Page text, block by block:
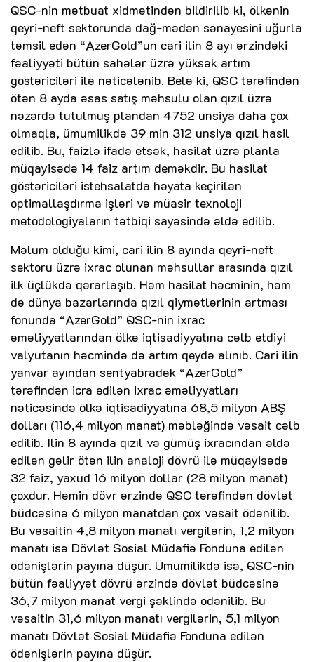
QSC-nin mətbuat xidmətindən bildirilib ki, ölkənin
qeyri-neft sektorunda dağ-mədən sənayesini uğurla
təmsil edən “AzerGold”un cari ilin 8 ayı ərzindəki
fəaliyyəti bütün sahələr üzrə yüksək artım
göstəriciləri ilə nəticələnib. Belə ki, QSC tərəfindən
ötən 8 ayda əsas satış məhsulu olan qızıl üzrə
nəzərdə tutulmuş plandan 4752 unsiya daha çox
olmaqla, ümumilikdə 39 min 312 unsiya qızıl hasil
edilib. Bu, faizlə ifadə etsək, hasilat üzrə planla
müqayisədə 14 faiz artım deməkdir. Bu hasilat
göstəriciləri istehsalatda həyata keçirilən
optimallaşdırma işləri və müasir texnoloji
metodologiyaların tətbiqi sayəsində əldə edilib.
Məlum olduğu kimi, cari ilin 8 ayında qeyri-neft
sektoru üzrə ixrac olunan məhsullar arasında qızıl
ilk üçlükdə qərarlaşıb. Həm hasilat həcminin, həm
də dünya bazarlarında qızıl qiymətlərinin artması
fonunda “AzerGold” QSC-nin ixrac
əməliyyatlarından ölkə iqtisadiyyatına cəlb etdiyi
valyutanın həcmində də artım qeydə alınıb. Cari ilin
yanvar ayından sentyabradək “AzerGold”
tərəfindən icra edilən ixrac əməliyyatları
nəticəsində ölkə iqtisadiyyatına 68,5 milyon ABŞ
dolları (116,4 milyon manat) məbləğində vəsait cəlb
edilib. İlin 8 ayında qızıl və gümüş ixracından əldə
edilən gəlir ötən ilin analoji dövrü ilə müqayisədə
32 faiz, yaxud 16 milyon dollar (28 milyon manat)
çoxdur. Həmin dövr ərzində QSC tərəfindən dövlət
büdcəsinə 6 milyon manatdan çox vəsait ödənilib.
Bu vəsaitin 4,8 milyon manatı vergilərin, 1,2 milyon
manatı isə Dövlət Sosial Müdafiə Fonduna edilən
ödənişlərin payına düşür. Ümumilikdə isə, QSC-nin
bütün fəaliyyət dövrü ərzində dövlət büdcəsinə
36,7 milyon manat vergi şəklində ödənilib. Bu
vəsaitin 31,6 milyon manatı vergilərin, 5,1 milyon
manatı Dövlət Sosial Müdafiə Fonduna edilən
ödənişlərin payına düşür.